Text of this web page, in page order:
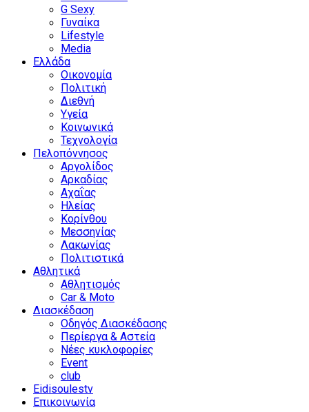
G Sexy
Γυναίκα
Lifestyle
Media
Ελλάδα
Οικονομία
Πολιτική
Διεθνή
Υγεία
Κοινωνικά
Τεχνολογία
Πελοπόννησος
Αργολίδος
Αρκαδίας
Αχαΐας
Ηλείας
Κορίνθου
Μεσσηνίας
Λακωνίας
Πολιτιστικά
Αθλητικά
Αθλητισμός
Car & Moto
Διασκέδαση
Οδηγός Διασκέδασης
Περίεργα & Αστεία
Νέες κυκλοφορίες
Event
club
Eidisoulestv
Επικοινωνία